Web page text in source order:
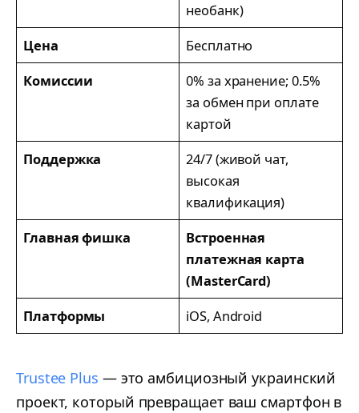
необанк)
Цена
Бесплатно
Комиссии
0% за хранение; 0.5%
за обмен при оплате
картой
Поддержка
24/7 (живой чат,
высокая
квалификация)
Главная фишка
Встроенная
платежная карта
(MasterCard)
Платформы
iOS, Android
Trustee Plus — это амбициозный украинский
проект, который превращает ваш смартфон в